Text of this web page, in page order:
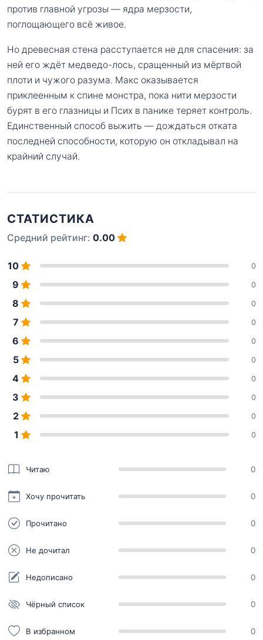
против главной угрозы — ядра мерзости,
поглощающего всё живое.
Но древесная стена расступается не для спасения: за
ней его ждёт медведо-лось, сращенный из мёртвой
плоти и чужого разума. Макс оказывается
приклеенным к спине монстра, пока нити мерзости
бурят в его глазницы и Псих в панике теряет контроль.
Единственный способ выжить — дождаться отката
последней способности, которую он откладывал на
крайний случай.
СТАТИСТИКА
Средний рейтинг: 0.00
10 0
9 0
8 0
7 0
6 0
5 0
4 0
3 0
2 0
1 0
Читаю 0
Хочу прочитать 0
Прочитано 0
Не дочитал 0
Недописано 0
Чёрный список 0
В избранном 0